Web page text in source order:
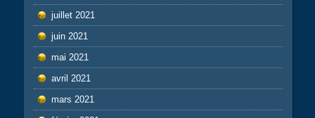
juillet 2021
juin 2021
mai 2021
avril 2021
mars 2021